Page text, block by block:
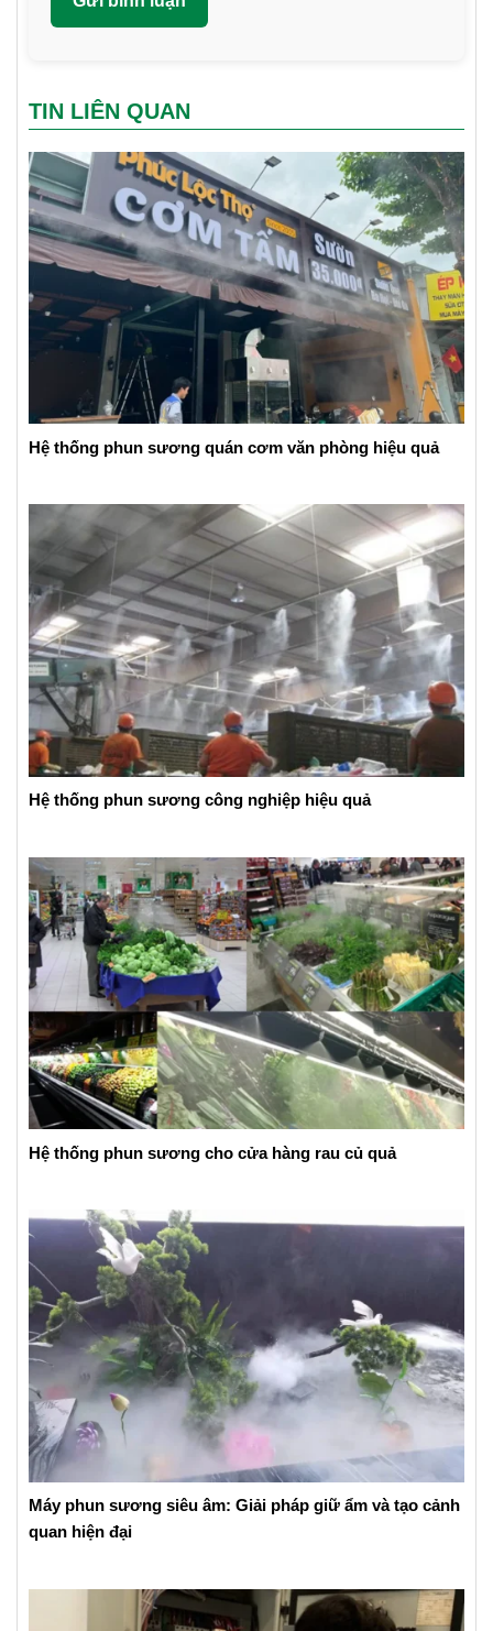
TIN LIÊN QUAN
Hệ thống phun sương quán cơm văn phòng hiệu quả
Hệ thống phun sương công nghiệp hiệu quả
Hệ thống phun sương cho cửa hàng rau củ quả
Máy phun sương siêu âm: Giải pháp giữ ẩm và tạo cảnh
quan hiện đại